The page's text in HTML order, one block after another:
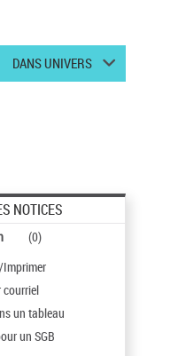
DANS UNIVERS
NOTICES
(0)
Imprimer
courriel
un tableau
un SGB